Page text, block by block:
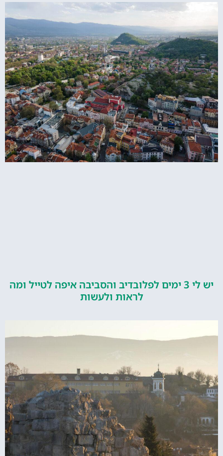
יש לי 3 ימים לפלובדיב והסביבה איפה לטייל ומה
לראות ולעשות